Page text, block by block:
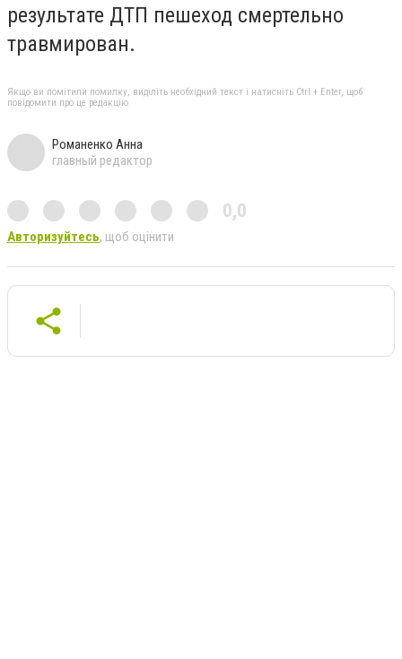
результате ДТП пешеход смертельно
травмирован.
Якщо ви помітили помилку, виділіть необхідний текст і натисніть Ctrl + Enter, щоб
повідомити про це редакцію
Романенко Анна
главный редактор
0,0
Авторизуйтесь, щоб оцінити